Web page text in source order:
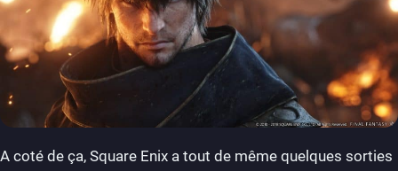
A coté de ça, Square Enix a tout de même quelques sorties